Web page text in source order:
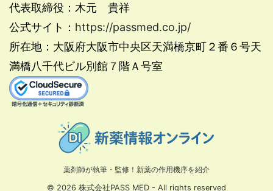
代表取締役：木元 貴祥
公式サイト： https://passmed.co.jp/
所在地：大阪府大阪市中央区天満橋京町２番６号天
満橋八千代ビル別館７階Ａ号室
薬剤師が執筆・監修！新薬の作用機序を紹介
© 2026 株式会社PASS MED - All rights reserved